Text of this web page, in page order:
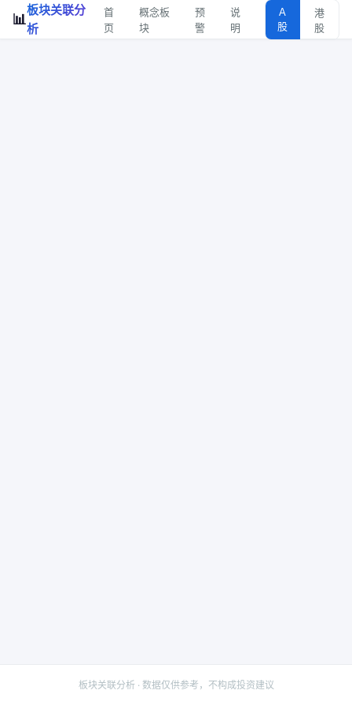
📊
板块关联分
析
首
页
概念板
块
预
警
说
明
A
股
港
股
板块关联分析 · 数据仅供参考，不构成投资建议